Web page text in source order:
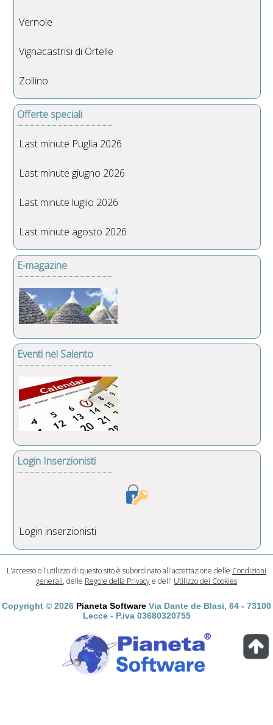
Vernole
Vignacastrisi di Ortelle
Zollino
Offerte speciali
Last minute Puglia 2026
Last minute giugno 2026
Last minute luglio 2026
Last minute agosto 2026
E-magazine
Eventi nel Salento
Login Inserzionisti
Login inserzionisti
L'accesso o l'utilizzo di questo sito è subordinato all'accettazione delle Condizioni
generali, delle Regole della Privacye dell' Utilizzo dei Cookies
Copyright © 2026 Pianeta Software Via Dante de Blasi, 64 - 73100
Lecce - P.iva 03680320755